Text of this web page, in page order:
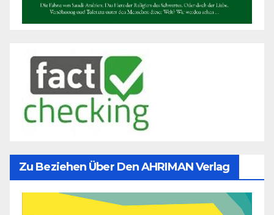
Zu Beziehen Über Den AHRIMAN Verlag